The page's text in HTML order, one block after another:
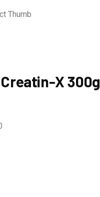
Creatin-X 300g